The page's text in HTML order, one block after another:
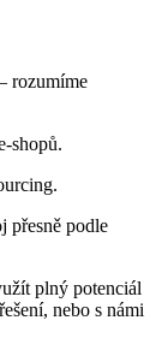
rozumíme
shopů.
přesně podle
plný potenciál
nebo s námi